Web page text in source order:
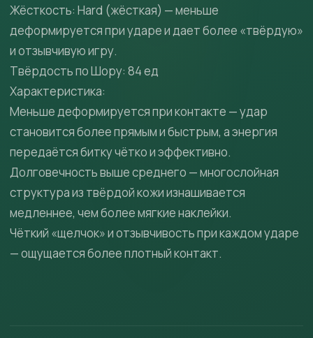
Жёсткость: Hard (жёсткая) — меньше
деформируется при ударе и дает более «твёрдую»
и отзывчивую игру.
Твёрдость по Шору: 84 ед
Характеристика:
Меньше деформируется при контакте — удар
становится более прямым и быстрым, а энергия
передаётся битку чётко и эффективно.
Долговечность выше среднего — многослойная
структура из твёрдой кожи изнашивается
медленнее, чем более мягкие наклейки.
Чёткий «щелчок» и отзывчивость при каждом ударе
— ощущается более плотный контакт.